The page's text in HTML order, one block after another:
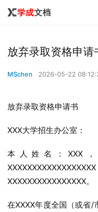
放弃录取资格申请
MSchen 2026-05-22
放弃录取资格申请书
XXX大学招生办公室：
本人姓名：XXX
XXXXXXXXXXXXXXXX。
在XXXX年度全国（或省/